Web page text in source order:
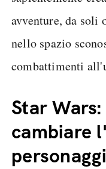
avventure, da soli
nello spazio
combattimenti
Star
cambiare